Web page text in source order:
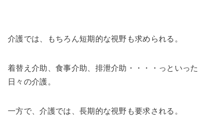
介護では、もちろん短期的な視野も求められる。
着替え介助、食事介助、排泄介助・・・・っといった
日々の介護。
一方で、介護では、長期的な視野も要求される。